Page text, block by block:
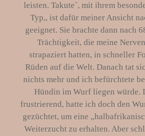
leisten. Takute´, mit ihrem
Typ,, ist dafür meiner Ansicht
geeignet. Sie brachte dann nach
Trächtigkeit, die meine
strapaziert hatten, in schneller
Rüden auf die Welt. Danach tat
nichts mehr und ich befürchtete
Hündin im Wurf liegen würde.
frustrierend, hatte ich doch den
gezüchtet, um eine
Weiterzucht zu erhalten. Aber